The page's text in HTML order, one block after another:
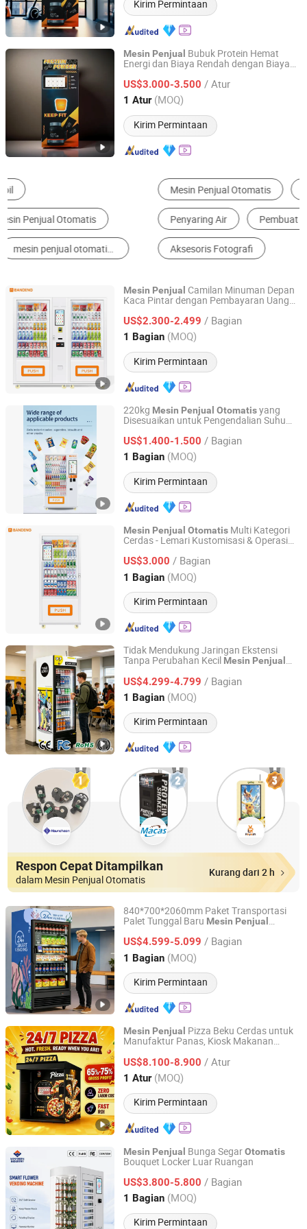
Kirim Permintaan
Mesin Penjual Bubuk Protein Hemat
Energi dan Biaya Rendah dengan Biaya
US$3.000-3.500 / Atur
1 Atur (MOQ)
Kirim Permintaan
Guangzhou Caiyunjuan Intelligent Technology Co., Ltd.
Guangdong, China Harga mulai 2025
Trailer Makanan
Penyaring Air Pembuat Kopi Dispenser Air
Aksesoris Fotografi
Mesin Penjual Camilan Minuman Depan
Kaca Pintar dengan Pembayaran Uang
US$2.300-2.499 / Bagian
1 Bagian (MOQ)
Kirim Permintaan
Chuanghejia Technology (Huizhou) Co., Ltd.
Guangdong, China Harga mulai 2025
220kg Mesin Penjual Otomatisyang
Disesuaikan untuk Pengendalian Suhu
US$1.400-1.500 / Bagian
1 Bagian (MOQ)
Kirim Permintaan
Chuanghejia Technology (Huizhou) Co., Ltd.
Guangdong, China Harga mulai 2025
Mesin Penjual Otomatis Multi Kategori
Cerdas - Lemari Kustomisasi & Operasi
US$3.000 / Bagian
1 Bagian (MOQ)
Kirim Permintaan
Chuanghejia Technology (Huizhou) Co., Ltd.
Guangdong, China Harga mulai 2025
Tidak Mendukung Jaringan Ekstensi
Tanpa Perubahan Kecil Mesin Penjual
US$4.299-4.799 / Bagian
1 Bagian (MOQ)
Kirim Permintaan
Shenzhen Haha Zero Beast Technology Co., Ltd.
Guangdong, China Harga mulai 2026
Respon Cepat Ditampilkan
dalam Mesin Penjual Otomatis
Kurang dari 2 h
840*700*2060mm Paket Transportasi
Palet Tunggal Baru Mesin Penjual
US$4.599-5.099 / Bagian
1 Bagian (MOQ)
Kirim Permintaan
Shenzhen Haha Zero Beast Technology Co., Ltd.
Guangdong, China Harga mulai 2026
Mesin Penjual Pizza Beku Cerdas untuk
Manufaktur Panas, Kiosk Makanan
Sentuh
US$8.100-8.900 / Atur
1 Atur (MOQ)
Kirim Permintaan
Guangzhou Caiyunjuan Intelligent Technology Co., Ltd.
Guangdong, China Harga mulai 2025
Mesin Penjual Bunga SegarOtomatis
Bouquet Locker Luar Ruangan
US$3.800-5.800 / Bagian
1 Bagian (MOQ)
Kirim Permintaan
Winnsen Industry Co., Ltd.
Jiangsu, China Harga mulai 2011